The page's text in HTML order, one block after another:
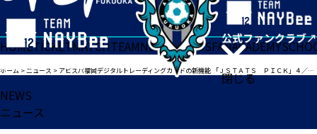
閉じる
HOMETICKETMATCHTEAMNEWSGOODSFANACADEMY
ホーム >ニュース > アビスパ福岡デジタルトレーディングカードの新機能 「ＪＳＴＡＴＳ ＰＩＣＫ」４／２１（月）より運用開始！
NEWS
ニュース